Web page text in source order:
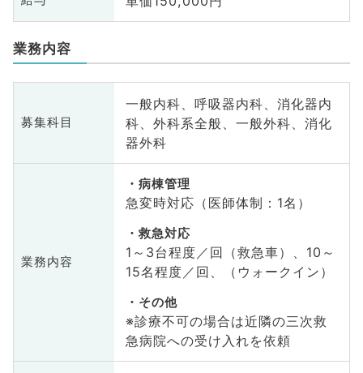
業務内容
募集科目
一般内科、呼吸器内科、消化器内
科、外科系全般、一般外科、消化
器外科
業務内容
病棟管理
急変時対応（医師体制：1名）
救急対応
1～3台程度／回（救急車）、10～
15名程度／回、（ウォークイン）
その他
※診療不可の場合は近隣の三次救
急病院への受け入れを依頼